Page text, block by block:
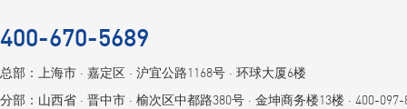
400-670-5689
总部：上海市 ⋅ 嘉定区 ⋅ 沪宜公路1168号 ⋅ 环球大厦6楼
分部：山西省 ⋅ 晋中市 ⋅ 榆次区中都路380号 ⋅ 金坤商务楼13楼 ⋅ 400-097-